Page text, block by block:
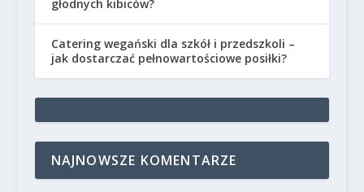
głodnych kibiców?
Catering wegański dla szkół i przedszkoli –
jak dostarczać pełnowartościowe posiłki?
NAJNOWSZE KOMENTARZE